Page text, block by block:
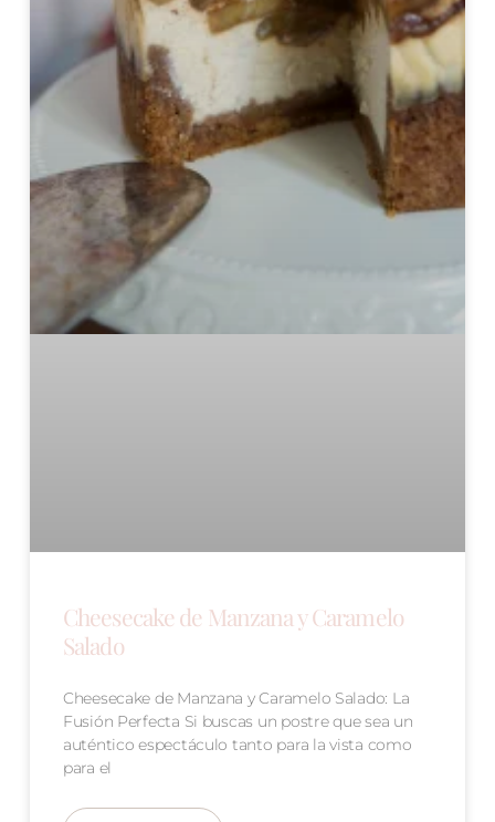
Cheesecake de Manzana y Caramelo
Salado
Cheesecake de Manzana y Caramelo Salado: La
Fusión Perfecta Si buscas un postre que sea un
auténtico espectáculo tanto para la vista como
para el